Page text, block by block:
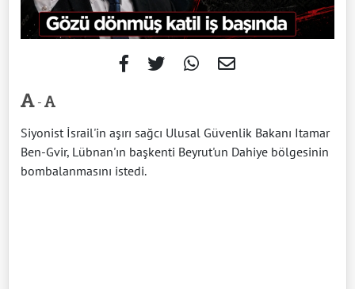
-
Siyonist İsrail'in aşırı sağcı Ulusal Güvenlik Bakanı Itamar
Ben-Gvir, Lübnan'ın başkenti Beyrut'un Dahiye bölgesinin
bombalanmasını istedi.